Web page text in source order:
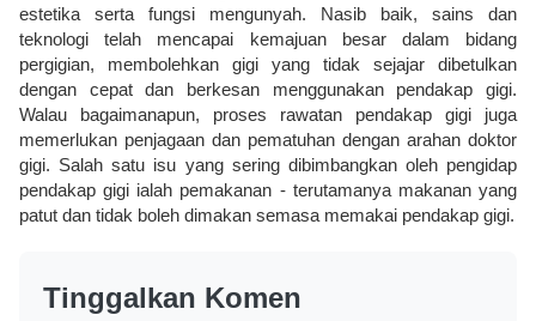
estetika serta fungsi mengunyah. Nasib baik, sains dan
teknologi telah mencapai kemajuan besar dalam bidang
pergigian, membolehkan gigi yang tidak sejajar dibetulkan
dengan cepat dan berkesan menggunakan pendakap gigi.
Walau bagaimanapun, proses rawatan pendakap gigi juga
memerlukan penjagaan dan pematuhan dengan arahan doktor
gigi. Salah satu isu yang sering dibimbangkan oleh pengidap
pendakap gigi ialah pemakanan - terutamanya makanan yang
patut dan tidak boleh dimakan semasa memakai pendakap gigi.
Tinggalkan Komen